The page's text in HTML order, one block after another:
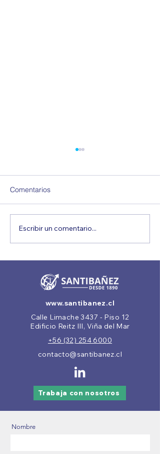
Ya está disponible el valor
del Dólar Aduanero de
Comentarios
Escribir un comentario...
www.santibanez.cl
Calle Limache 3437 - Piso 12
Edificio Reitz III, Viña del Mar
+56 (32) 254 6000
contacto@santibanez.cl
Trabaja con nosotros
Nombre